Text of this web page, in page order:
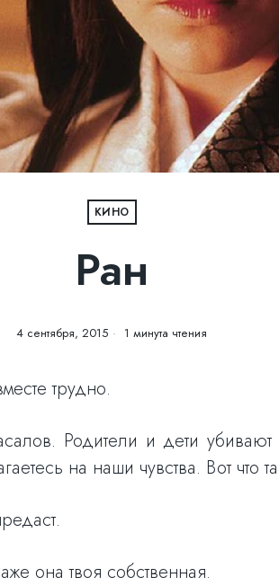
КИНО
Ран
4 сентября, 2015 1 минута чтения
трудно.
Родители и дети
на наши чувства. Вот что
она твоя собственная.